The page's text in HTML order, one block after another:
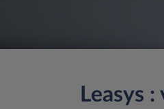
Leasys